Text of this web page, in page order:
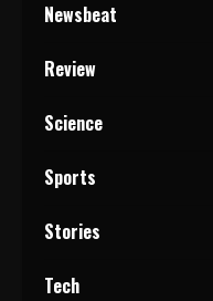
Newsbeat
Review
Science
Sports
Stories
Tech